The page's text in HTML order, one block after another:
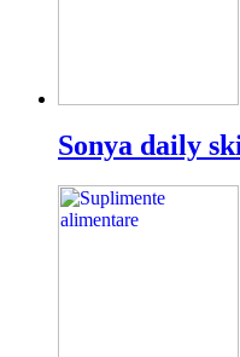
Sonya daily